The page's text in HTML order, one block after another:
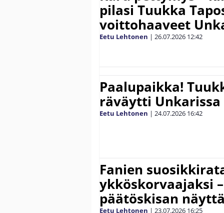
pilasi Tuukka
voittohaaveet
Eetu Lehtonen | 26.07.2026 12:42
Paalupaikka!
räväytti Unkarissa
Eetu Lehtonen | 24.07.2026 16:42
Fanien
ykköskorvaajaksi
päätöskisan
Eetu Lehtonen | 23.07.2026 16:25